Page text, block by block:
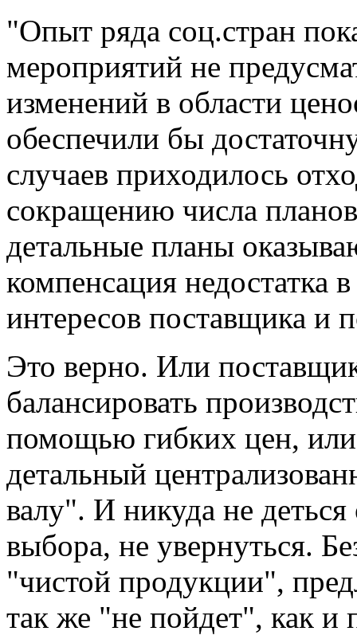
"Опыт ряда соц.стран
мероприятий не
изменений в области
обеспечили бы
случаев приходилось
сокращению числа
детальные планы
компенсация недостатка
интересов поставщика и
Это верно. Или
балансировать
помощью гибких цен, или
детальный
валу". И никуда не
выбора, не увернуться.
"чистой продукции",
так же "не пойдет", как и